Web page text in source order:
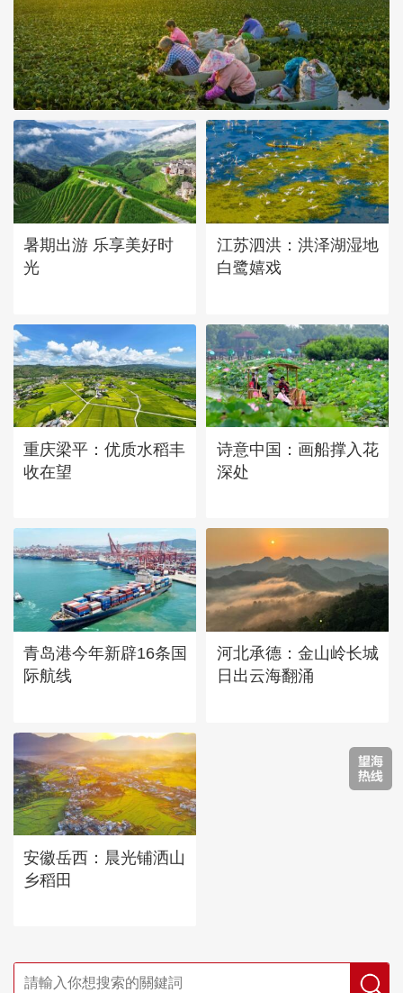
立秋近 采菱忙
暑期出游 乐享美好时
光
江苏泗洪：洪泽湖湿地
白鹭嬉戏
重庆梁平：优质水稻丰
收在望
诗意中国：画船撑入花
深处
青岛港今年新辟16条国
际航线
河北承德：金山岭长城
日出云海翻涌
安徽岳西：晨光铺洒山
乡稻田